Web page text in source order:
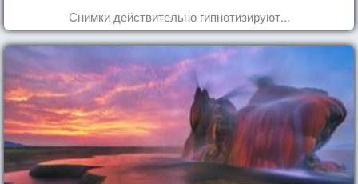
Снимки действительно гипнотизируют...